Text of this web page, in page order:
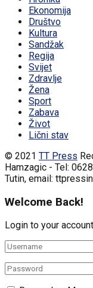
Ekonomija
Društvo
Kultura
Sandžak
Regija
Svijet
Zdravlje
Žena
Sport
Zabava
Život
Lični stav
© 2021 TT Press
Hamzagic - Tel:
Tutin, email:
Welcome Back!
Login to your